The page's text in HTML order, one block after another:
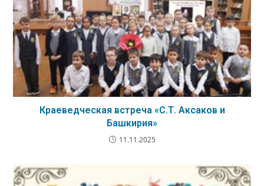
Краеведческая встреча «С.Т. Аксаков и
Башкирия»
11.11.2025